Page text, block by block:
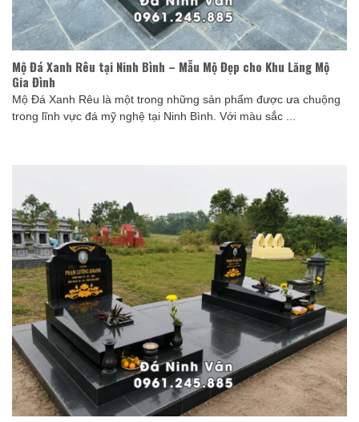
Mộ Đá Xanh Rêu tại Ninh Bình – Mẫu Mộ Đẹp cho Khu Lăng Mộ
Gia Đình
Mộ Đá Xanh Rêu là một trong những sản phẩm được ưa chuộng
trong lĩnh vực đá mỹ nghệ tại Ninh Bình. Với màu sắc ...